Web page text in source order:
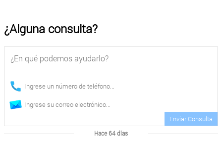
¿Alguna consulta?
Enviar Consulta
Hace 64 días